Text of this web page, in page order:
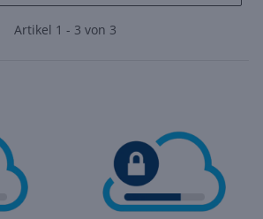
Artikel 1 - 3 von 3